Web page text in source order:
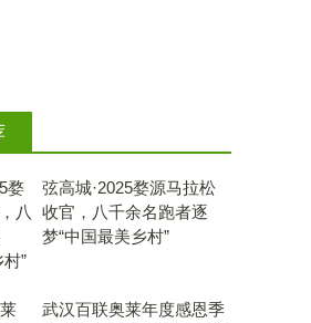
营养健康创新
奖
弦高城·2025婺源马拉松
收官，八千余名跑者逐
梦“中国最美乡村”
武汉百联奥莱年度感恩季